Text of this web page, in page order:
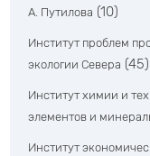
А. Путилова (10)
Институт проблем
экологии Севера (45)
Институт химии и
элементов и
Институт